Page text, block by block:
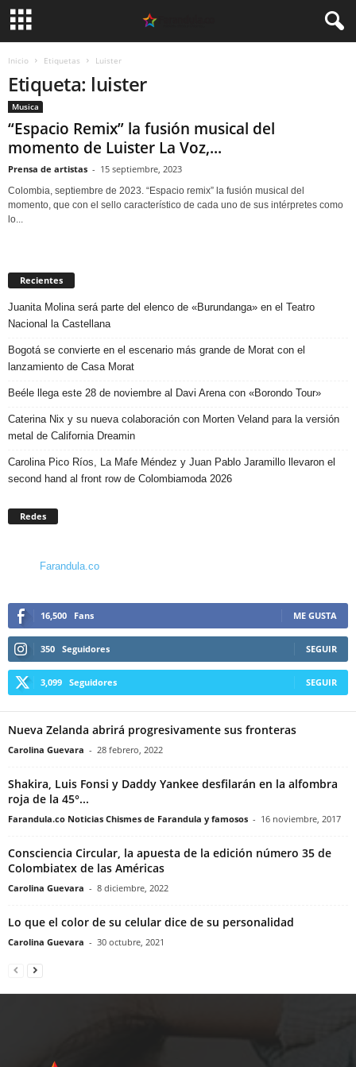
Inicio Etiquetas Luister
Etiqueta: luister
Musica
“Espacio Remix” la fusión musical del
momento de Luister La Voz,...
Prensa de artistas - 15 septiembre, 2023
Colombia, septiembre de 2023. “Espacio remix” la fusión musical del
momento, que con el sello característico de cada uno de sus intérpretes como
lo...
Recientes
Juanita Molina será parte del elenco de «Burundanga» en el Teatro
Nacional la Castellana
Bogotá se convierte en el escenario más grande de Morat con el
lanzamiento de Casa Morat
Beéle llega este 28 de noviembre al Davi Arena con «Borondo Tour»
Caterina Nix y su nueva colaboración con Morten Veland para la versión
metal de California Dreamin
Carolina Pico Ríos, La Mafe Méndez y Juan Pablo Jaramillo llevaron el
second hand al front row de Colombiamoda 2026
Redes
Farandula.co
16,500 Fans ME GUSTA
350 Seguidores SEGUIR
3,099 Seguidores SEGUIR
Nueva Zelanda abrirá progresivamente sus fronteras
Carolina Guevara - 28 febrero, 2022
Shakira, Luis Fonsi y Daddy Yankee desfilarán en la alfombra
roja de la 45°...
Farandula.co Noticias Chismes de Farandula y famosos - 16 noviembre, 2017
Consciencia Circular, la apuesta de la edición número 35 de
Colombiatex de las Américas
Carolina Guevara - 8 diciembre, 2022
Lo que el color de su celular dice de su personalidad
Carolina Guevara - 30 octubre, 2021